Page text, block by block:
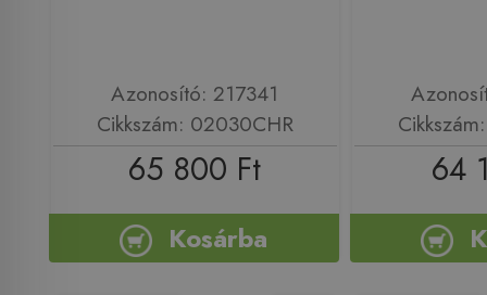
Azonosító: 217341
Cikkszám: 02030CHR
65 800 Ft
Kosárba
64